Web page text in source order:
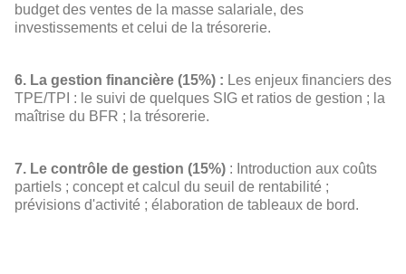
budget des ventes de la masse salariale, des
investissements et celui de la trésorerie.
6. La gestion financière (15%) : Les enjeux financiers des
TPE/TPI : le suivi de quelques SIG et ratios de gestion ; la
maîtrise du BFR ; la trésorerie.
7. Le contrôle de gestion (15%) : Introduction aux coûts
partiels ; concept et calcul du seuil de rentabilité ;
prévisions d'activité ; élaboration de tableaux de bord.